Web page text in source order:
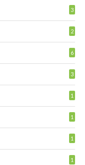
3
2
6
3
1
1
1
1